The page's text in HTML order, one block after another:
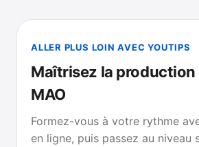
ALLER PLUS LOIN AVEC YOUTIPS
Maîtrisez la production
MAO
Formez-vous à votre rythme
en ligne, puis passez au niveau